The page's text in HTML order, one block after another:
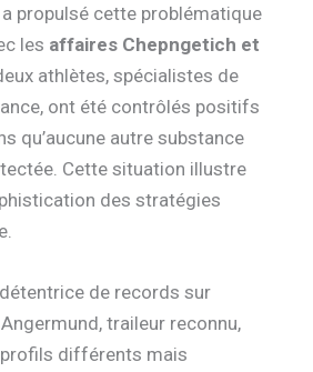
a propulsé cette problématique
les affaires Chepngetich et
deux athlètes, spécialistes de
ont été contrôlés positifs
qu’aucune autre substance
Cette situation illustre
des stratégies
de records sur
traileur reconnu,
différents mais